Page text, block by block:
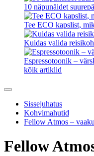
10 näpunäidet
Tee ECO kapslist,
Kuidas valida
Espressotoonik –
kõik artiklid
Sissejuhatus
Kohvimahutid
Fellow Atmos –
Fellow